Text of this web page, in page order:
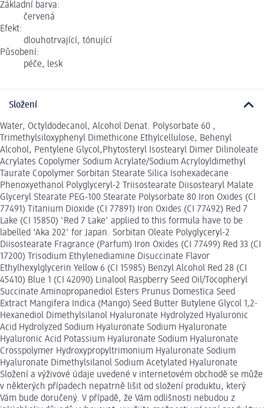
Základní barva:
červená
Efekt:
dlouhotrvající, tónující
Působení:
péče, lesk
Složení
Water, Octyldodecanol, Alcohol Denat. Polysorbate 60 ,
Trimethylsiloxyphenyl Dimethicone Ethylcellulose, Behenyl
Alcohol, Pentylene Glycol,Phytosteryl Isostearyl Dimer Dilinoleate
Acrylates Copolymer Sodium Acrylate/Sodium Acryloyldimethyl
Taurate Copolymer Sorbitan Stearate Silica Isohexadecane
Phenoxyethanol Polyglyceryl-2 Triisostearate Diisostearyl Malate
Glyceryl Stearate PEG-100 Stearate Polysorbate 80 Iron Oxides (CI
77491) Titanium Dioxide (CI 77891) Iron Oxides (CI 77492) Red 7
Lake (CI 15850) 'Red 7 Lake' applied to this formula have to be
labelled 'Aka 202' for Japan. Sorbitan Oleate Polyglyceryl-2
Diisostearate Fragrance (Parfum) Iron Oxides (CI 77499) Red 33 (CI
17200) Trisodium Ethylenediamine Disuccinate Flavor
Ethylhexylglycerin Yellow 6 (CI 15985) Benzyl Alcohol Red 28 (CI
45410) Blue 1 (CI 42090) Linalool Raspberry Seed Oil/Tocopheryl
Succinate Aminopropanediol Esters Prunus Domestica Seed
Extract Mangifera Indica (Mango) Seed Butter Butylene Glycol 1,2-
Hexanediol Dimethylsilanol Hyaluronate Hydrolyzed Hyaluronic
Acid Hydrolyzed Sodium Hyaluronate Sodium Hyaluronate
Hyaluronic Acid Potassium Hyaluronate Sodium Hyaluronate
Crosspolymer Hydroxypropyltrimonium Hyaluronate Sodium
Hyaluronate Dimethylsilanol Sodium Acetylated Hyaluronate
Složení a výživové údaje uvedené v internetovém obchodě se může
v některých případech nepatrně lišit od složení produktu, který
Vám bude doručený. V případě, že Vám odlišnosti nebudou z